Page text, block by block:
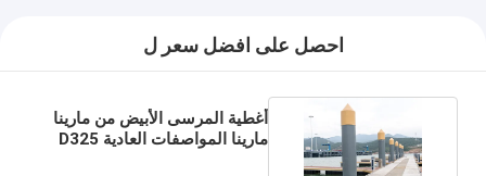
احصل على افضل سعر ل
أغطية المرسى الأبيض من مارينا
مارينا المواصفات العادية D325